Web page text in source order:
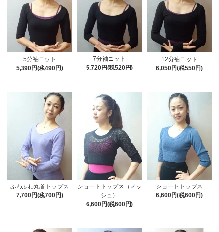
5分袖ニット
5,390円(税490円)
7分袖ニット
5,720円(税520円)
12分袖ニット
6,050円(税550円)
ふわふわ丸首トップス
7,700円(税700円)
ショートトップス（メッ
シュ）
6,600円(税600円)
ショートトップス
6,600円(税600円)